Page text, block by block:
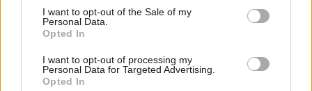
I want to opt-out of the Sale of my
Personal Data.
Opted In
I want to opt-out of processing my
Personal Data for Targeted Advertising.
Opted In
ELBISCO: «Μόνιμη Μείωση
Τιμής» σε 27 προϊόντα
08/11/2023 - 13:40
συμμετοχή στη Kormarine
2023